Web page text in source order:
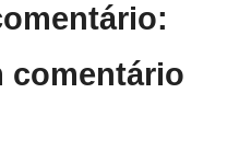
comentário